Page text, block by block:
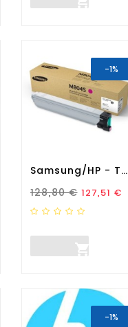
-1%
Samsung/HP - Toner...
Prezzo Standard
128,80 € Prezzo
127,51 €

-1%